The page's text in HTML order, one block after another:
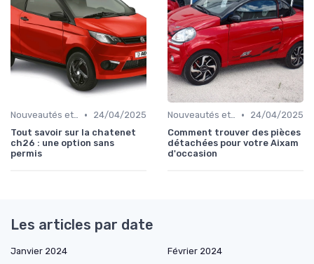
Nouveautés et Tendances •
24/04/2025
Tout savoir sur la chatenet
ch26 : une option sans
permis
Nouveautés et Tendances •
24/04/2025
Comment trouver des pièces
détachées pour votre Aixam
d'occasion
Les articles par date
Janvier 2024
Février 2024